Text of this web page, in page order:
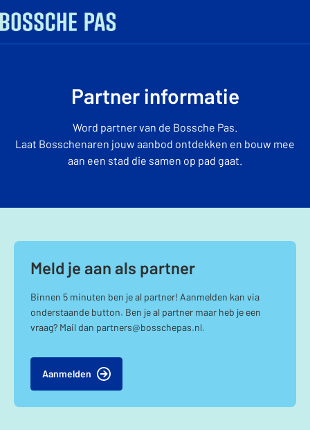
Partner informatie
Word partner van de Bossche Pas.
Laat Bosschenaren jouw aanbod ontdekken en bouw mee
aan een stad die samen op pad gaat.
Meld je aan als partner
Binnen 5 minuten ben je al partner! Aanmelden kan via
onderstaande button. Ben je al partner maar heb je een
vraag? Mail dan partners@bosschepas.nl.
Aanmelden